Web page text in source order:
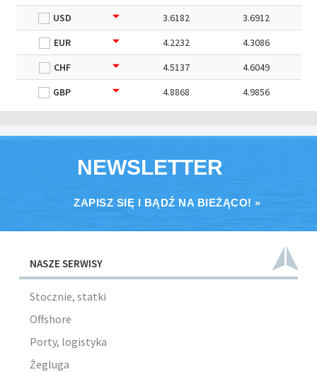
USD
3.6182
3.6912
EUR
4.2232
4.3086
CHF
4.5137
4.6049
GBP
4.8868 4.9856
NEWSLETTER
ZAPISZ SIĘ I BĄDŹ NA BIEŻĄCO! »
NASZE SERWISY
Stocznie, statki
Offshore
Porty, logistyka
Żegluga